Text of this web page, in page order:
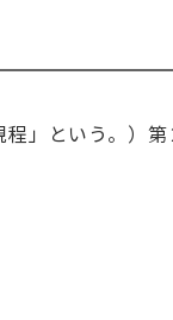
という。）